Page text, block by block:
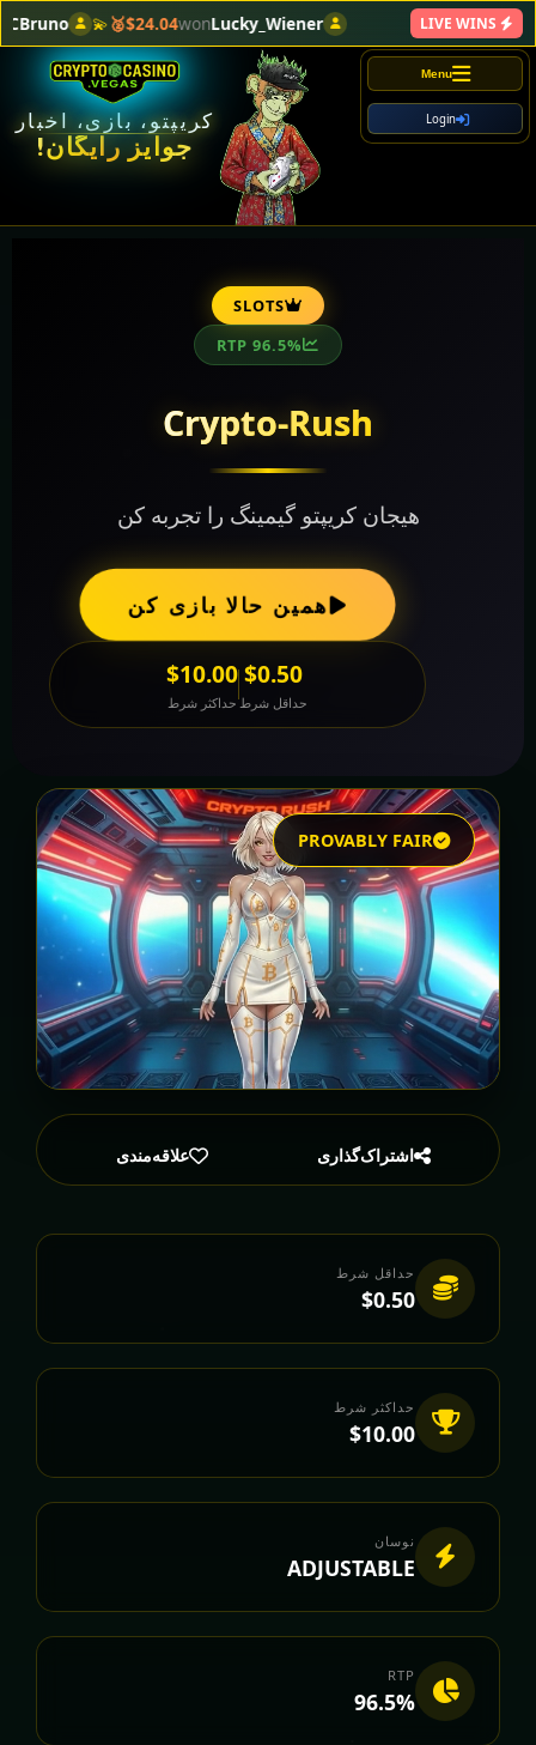
Lucky_Wiener
won
$24.04🥈
💫
کریپتو، بازی، اخبار
جوایز رایگان!
Menu
Login
SLOTS
RTP 96.5%
Crypto-Rush
هیجان کریپتو گیمینگ را تجربه کن
همین حالا بازی کن
$0.50
حداقل شرط
$10.00
حداکثر شرط
PROVABLY FAIR
اشتراک‌گذاری علاقه‌مندی
حداقل شرط
$0.50
حداکثر شرط
$10.00
نوسان
ADJUSTABLE
RTP
96.5%